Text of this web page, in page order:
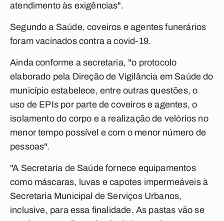
atendimento às exigências".
Segundo a Saúde, coveiros e agentes funerários
foram vacinados contra a covid-19.
Ainda conforme a secretaria, "o protocolo
elaborado pela Direção de Vigilância em Saúde do
município estabelece, entre outras questões, o
uso de EPIs por parte de coveiros e agentes, o
isolamento do corpo e a realização de velórios no
menor tempo possível e com o menor número de
pessoas".
"A Secretaria de Saúde fornece equipamentos
como máscaras, luvas e capotes impermeáveis à
Secretaria Municipal de Serviços Urbanos,
inclusive, para essa finalidade. As pastas vão se